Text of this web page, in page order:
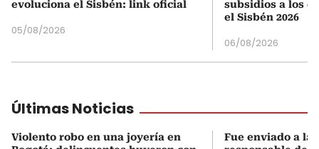
evoluciona el Sisbén: link oficial
05/08/2026
subsidios a los
el Sisbén 2026
06/08/2026
Últimas Noticias
Violento robo en una joyería en
Fue enviado a la